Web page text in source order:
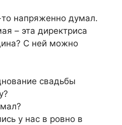
напряженно думал.
– эта директриса
С ней можно
свадьбы
у нас в ровно в